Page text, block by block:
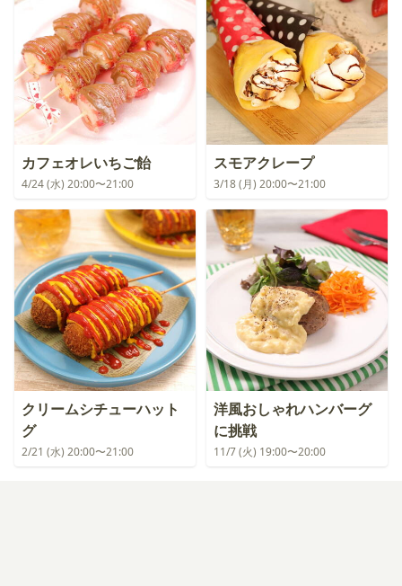
カフェオレいちご飴
4/24 (水) 20:00〜21:00
スモアクレープ
3/18 (月) 20:00〜21:00
クリームシチューハット
グ
2/21 (水) 20:00〜21:00
洋風おしゃれハンバーグ
に挑戦
11/7 (火) 19:00〜20:00